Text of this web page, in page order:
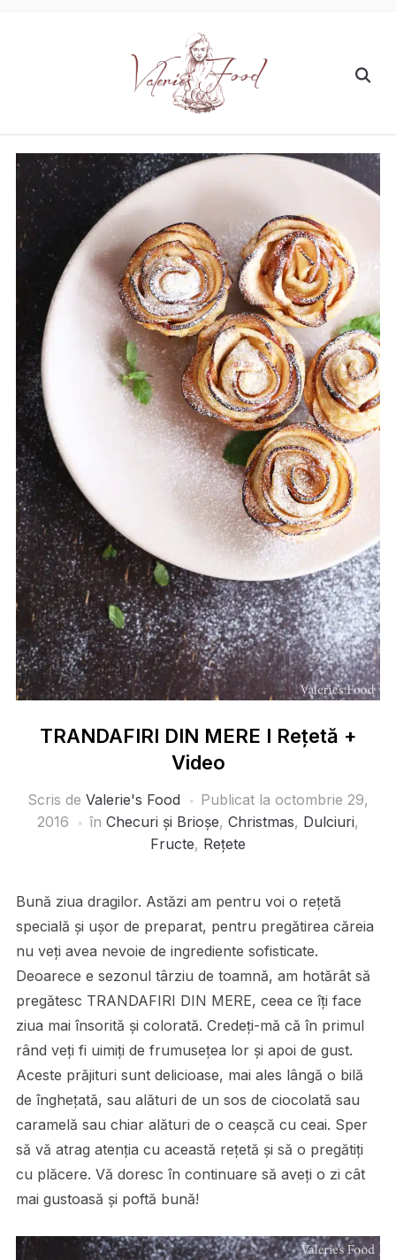
TRANDAFIRI DIN MERE I Rețetă +
Video
Scris de Valerie's Food Publicat la octombrie 29,
2016
în Checuri și Brioșe, Christmas, Dulciuri,
Fructe, Rețete
Bună ziua dragilor. Astăzi am pentru voi o rețetă
specială și ușor de preparat, pentru pregătirea căreia
nu veți avea nevoie de ingrediente sofisticate.
Deoarece e sezonul târziu de toamnă, am hotărât să
pregătesc TRANDAFIRI DIN MERE, ceea ce îți face
ziua mai însorită și colorată. Credeți-mă că în primul
rând veți fi uimiți de frumusețea lor și apoi de gust.
Aceste prăjituri sunt delicioase, mai ales lângă o bilă
de înghețată, sau alături de un sos de ciocolată sau
caramelă sau chiar alături de o ceașcă cu ceai. Sper
să vă atrag atenția cu această rețetă și să o pregătiți
cu plăcere. Vă doresc în continuare să aveți o zi cât
mai gustoasă și poftă bună!